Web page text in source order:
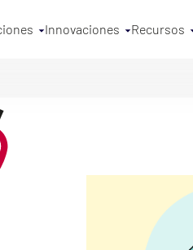
Innovaciones Recursos